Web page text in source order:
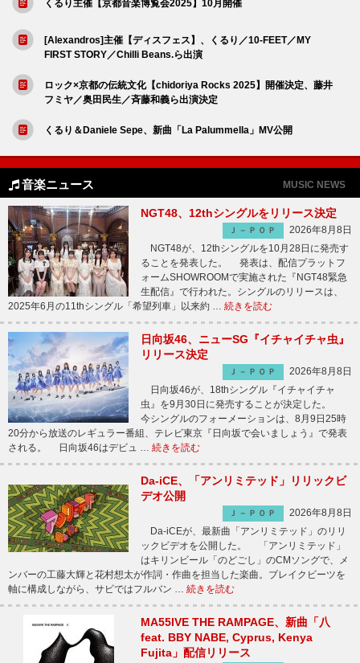
くるり主催【京都音楽博覧会2025】10月開催
[Alexandros]主催【ディスフェス】、くるり／10-FEET／MY
FIRST STORY／Chilli Beans.ら出演
ロック×京都の伝統文化【chidoriya Rocks 2025】開催決定、藤井
フミヤ／奥田民生／斉藤和義ら出演決定
くるり＆Daniele Sepe、新曲「La Palummella」MV公開
音楽ニュース MUSIC NEWS
NGT48、12thシングルをリリース決定
Ｊ－ＰＯＰ
2026年8月8日
NGT48が、12thシングルを10月28日に発売す
ることを発表した。 発表は、配信プラットフ
ォームSHOWROOMで実施された『NGT48緊急
生配信』で行われた。シングルのリリースは、
2025年6月の11thシングル「希望列車」以来約 … 続きを読む
日向坂46、ニューSG『イチャイチャ虫』
リリース決定
Ｊ－ＰＯＰ
2026年8月8日
日向坂46が、18thシングル『イチャイチャ
虫』を9月30日に発売することが決定した。
今シングルのフォーメーションは、8月9日25時
20分から放送のレギュラー番組、テレビ東京『日向坂で会いましょう』で発表
される。 日向坂46はデビュ … 続きを読む
Da-iCE、「アンリミテッド」リリックビ
デオ公開
Ｊ－ＰＯＰ
2026年8月8日
Da-iCEが、最新曲「アンリミテッド」のリリ
ックビデオを公開した。 「アンリミテッド」
はキリンビール「のどごし」のCMソングで、メ
ンバーの工藤大輝と花村想太が作詞・作曲を担当した楽曲。ブレイクビーツを
軸に構成しながら、サビではフルバン … 続きを読む
MA55IVE THE RAMPAGE、新曲「八
feat. BBY NABE, Cyprus, Kenya
Fujita」配信リリース